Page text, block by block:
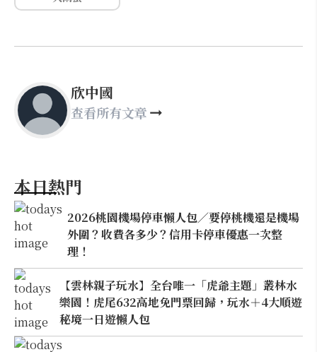
欣中國
查看所有文章
本日熱門
2026桃園機場停車懶人包／要停桃機還是機場
外圍？收費各多少？信用卡停車優惠一次整
理！
【雲林親子玩水】全台唯一「虎爺主題」叢林水
樂園！虎尾632高地免門票回歸，玩水＋4大順遊
秘境一日遊懶人包